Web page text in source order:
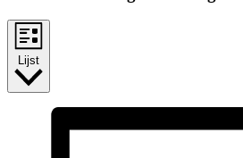
Lijst